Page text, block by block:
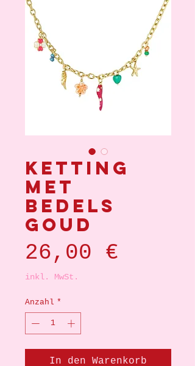
Ketting
met
bedels
goud
26,00 €
inkl. MwSt.
Anzahl *
In den Warenkorb